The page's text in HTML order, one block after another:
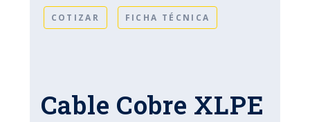
COTIZAR FICHA TÉCNICA
Cable Cobre XLPE